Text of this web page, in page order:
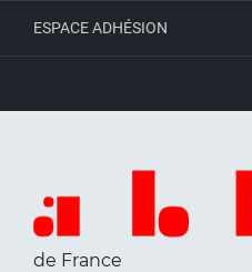
ESPACE ADHÉSION
de France